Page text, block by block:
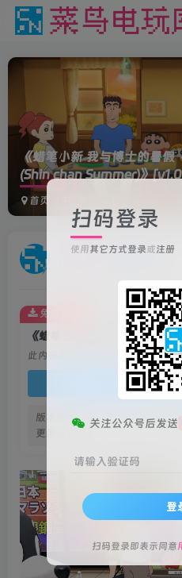
《蜡笔小新 我与博士的暑
(Shin chan Summer)》
首页
菜鸟电玩
此内容为免费资源，请登录后查看
登
版本信息
更新日期
免费资源
扫码登录
使用其它方式登录或注册
关注公众号后发送
请输入验证码
登
扫码登录即表示同意